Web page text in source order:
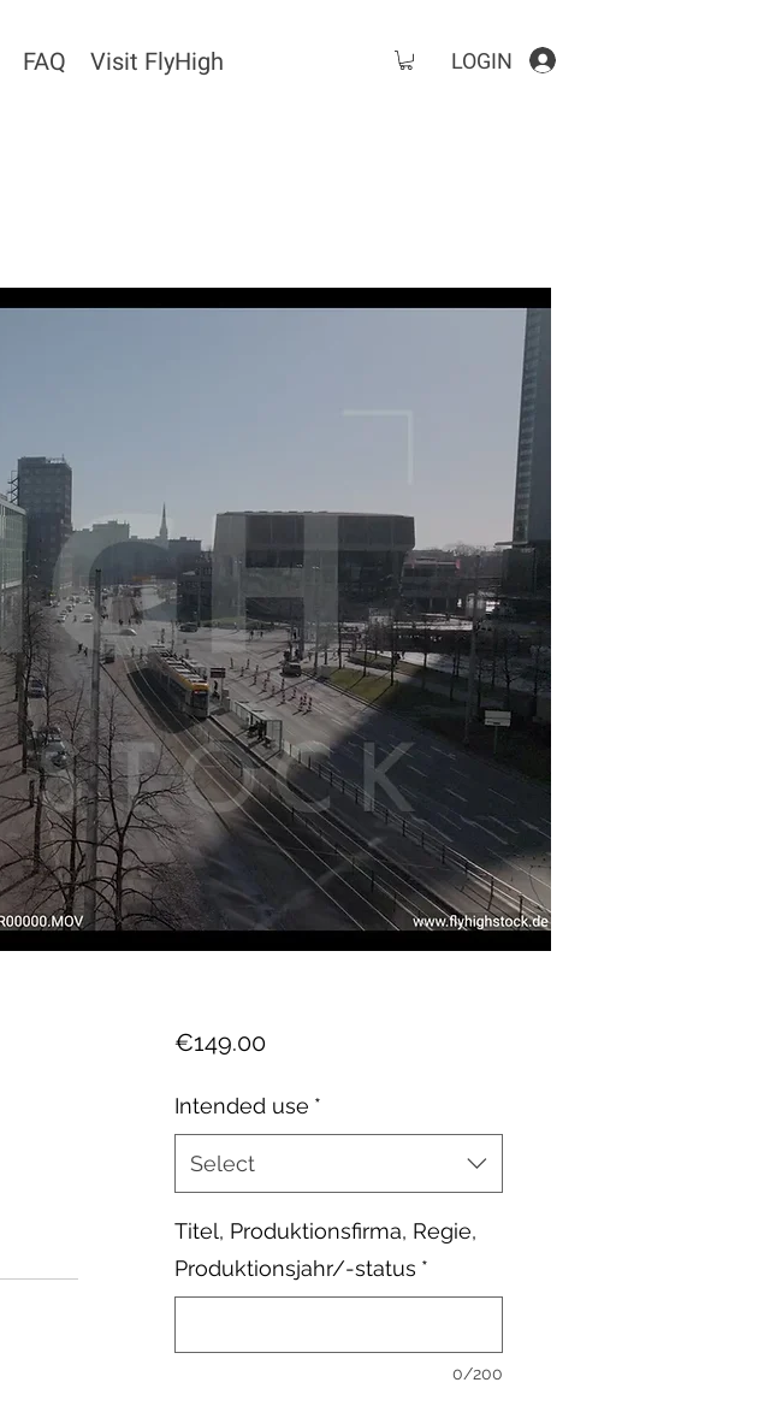
FAQ Visit FlyHigh LOGIN
€149.00Price
Intended use *
Select
Titel, Produktionsfirma, Regie,
Produktionsjahr/-status *
0/200